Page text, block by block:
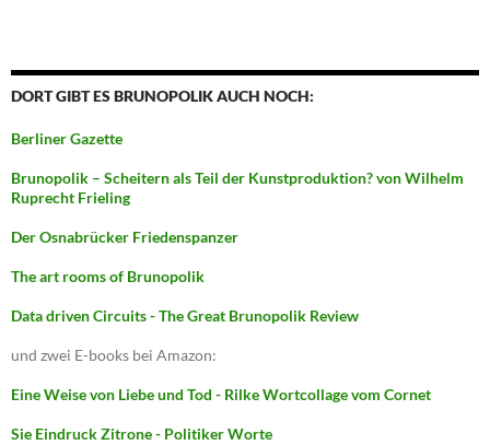
DORT GIBT ES BRUNOPOLIK AUCH NOCH:
Berliner Gazette
Brunopolik – Scheitern als Teil der Kunstproduktion? von Wilhelm
Ruprecht Frieling
Der Osnabrücker Friedenspanzer
The art rooms of Brunopolik
Data driven Circuits - The Great Brunopolik Review
und zwei E-books bei Amazon:
Eine Weise von Liebe und Tod - Rilke Wortcollage vom Cornet
Sie Eindruck Zitrone - Politiker Worte